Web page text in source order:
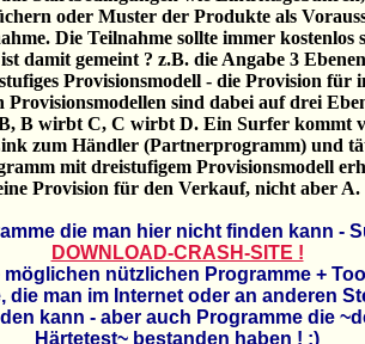
oder Muster der Produkte als
Die Teilnahme sollte immer kostenlos
damit gemeint ? z.B. die Angabe 3
Provisionsmodell - die Provision für
Provisionsmodellen sind dabei auf drei
B wirbt C, C wirbt D. Ein Surfer kommt
zum Händler (Partnerprogramm) und
mit dreistufigem Provisionsmodell
Provision für den Verkauf, nicht aber A.
die man hier nicht finden kann -
DOWNLOAD-CRASH-SITE !
möglichen nützlichen Programme +
die man im Internet oder an anderen
kann - aber auch Programme die
Härtetest~ bestanden haben ! ;)